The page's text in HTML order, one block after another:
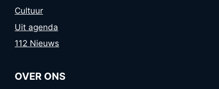
Cultuur
Uit agenda
112 Nieuws
OVER ONS